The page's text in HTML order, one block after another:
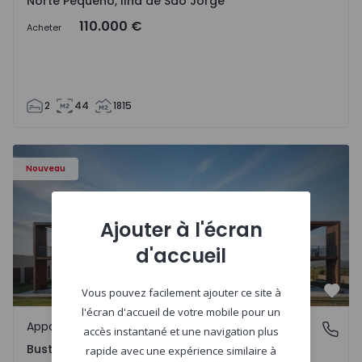
Acheter 110.000 €
2 44 1815
Nouveau
Appartement T3 Oliveira do Bairro, Bustos, Troviscal e
Bustos, Troviscal e Mamarrosa, Aveiro
Appartement
Bustos, Troviscal e Mamarrosa, Aveiro
Ajouter à l'écran
d'accueil
Vous pouvez facilement ajouter ce site à
l'écran d'accueil de votre mobile pour un
accès instantané et une navigation plus
rapide avec une expérience similaire à